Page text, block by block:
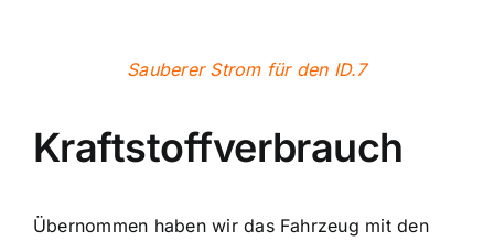
Sauberer Strom für den ID.7
Kraftstoffverbrauch
Übernommen haben wir das Fahrzeug mit den